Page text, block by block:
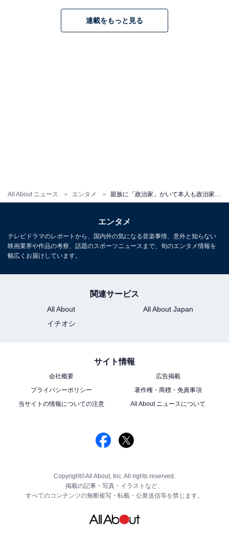
All About ニュース エンタメ 親族に「政治家」がいて本人も政治家になってほしい芸能人ランキング！ 2位「DAIGO」、1位は？
連載をもっと見る
エンタメ
テレビドラマのレポートから、国内外の気になる音楽事情、意外と知らない
映画業界や作品の考察、話題のスポーツニュースまで、旬のエンタメ情報を
幅広くお届けしています。
関連サービス
All About
All About Japan
イチオシ
サイト情報
会社概要
広告掲載
プライバシーポリシー
著作権・商標・免責事項
当サイトの情報についての注意
All About ニュースについて
Copyright©All About, Inc. All rights reserved.
掲載の記事・写真・イラストなど、
すべてのコンテンツの無断複写・転載・公衆送信等を禁じます。